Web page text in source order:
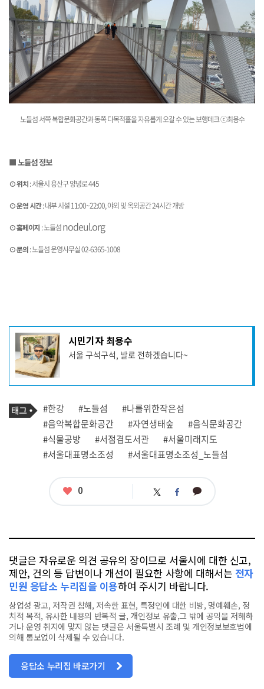
노들섬 서쪽 복합문화공간과 동쪽 다목적홀을 자유롭게 오갈 수 있는 보행데크 ⓒ최용수
■ 노들섬 정보
⊙ 위치: 서울시 용산구 양녕로 445
⊙ 운영 시간: 내부 시설 11:00~22:00, 야외 및 옥외공간 24시간 개방
⊙홈페이지 : 노들섬nodeul.org
⊙문의: 노들섬 운영사무실 02-6365-1008
기
사
작
성
자
프
필
시민기자 최용수
서울 구석구석, 발로 전하겠습니다~
기
사
관
련
태
그
태
그
#한강 #노들섬
#나를위한작은섬
#음악복합문화공간
#자연생태숲
#음식문화공간
#식물공방
#서점겸도서관
#서울미래지도
#서울대표명소조성
#서울대표명소조성_노들섬
좋
0 트 페 카
댓글은 자유로운 의견 공유의 장이므로 서울시에 대한 신고,
제안, 건의 등 답변이나 개선이 필요한 사항에 대해서는 전자
민원 응답소 누리집을 이용하여 주시기 바랍니다.
상업성 광고, 저작권 침해, 저속한 표현, 특정인에 대한 비방, 명예훼손, 정
치적 목적, 유사한 내용의 반복적 글, 개인정보 유출,그 밖에 공익을 저해하
거나 운영 취지에 맞지 않는 댓글은 서울특별시 조례 및 개인정보보호법에
의해 통보없이 삭제될 수 있습니다.
응답소 누리집 바로가기